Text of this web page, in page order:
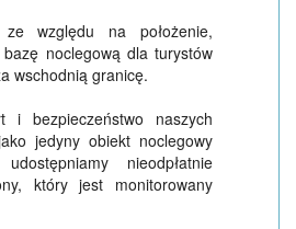
względu na położenie,
noclegową dla turystów
wschodnią granicę.
i bezpieczeństwo naszych
jedyny obiekt noclegowy
nieodpłatnie
który jest monitorowany